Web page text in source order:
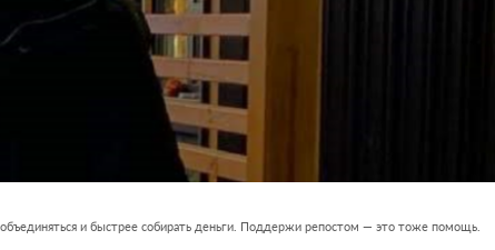
и быстрее собирать деньги. Поддержи репостом — это тоже помощь.